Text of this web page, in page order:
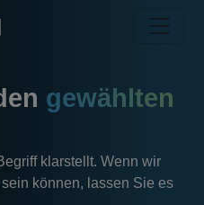
gewählten
klarstellt. Wenn wir
können, lassen Sie es